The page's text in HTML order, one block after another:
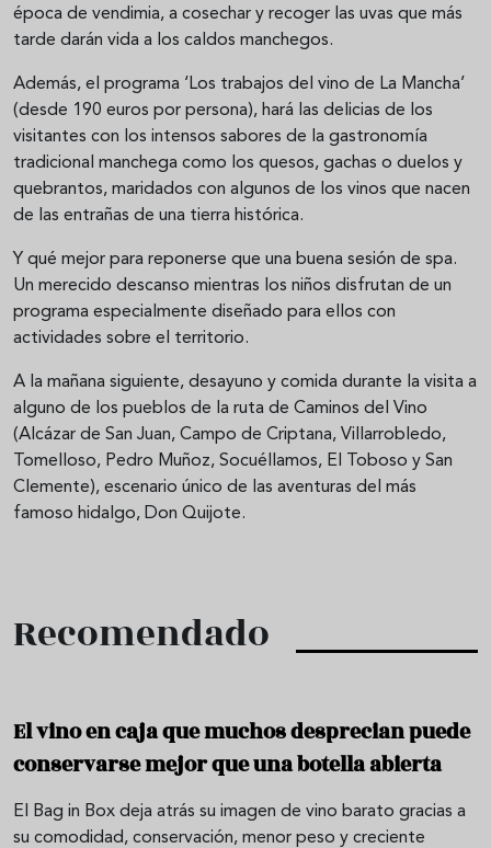
época de vendimia, a cosechar y recoger las uvas que más
tarde darán vida a los caldos manchegos.
Además, el programa ‘Los trabajos del vino de La Mancha’
(desde 190 euros por persona), hará las delicias de los
visitantes con los intensos sabores de la gastronomía
tradicional manchega como los quesos, gachas o duelos y
quebrantos, maridados con algunos de los vinos que nacen
de las entrañas de una tierra histórica.
Y qué mejor para reponerse que una buena sesión de spa.
Un merecido descanso mientras los niños disfrutan de un
programa especialmente diseñado para ellos con
actividades sobre el territorio.
A la mañana siguiente, desayuno y comida durante la visita a
alguno de los pueblos de la ruta de Caminos del Vino
(Alcázar de San Juan, Campo de Criptana, Villarrobledo,
Tomelloso, Pedro Muñoz, Socuéllamos, El Toboso y San
Clemente), escenario único de las aventuras del más
famoso hidalgo, Don Quijote.
Recomendado
El vino en caja que muchos desprecian puede
conservarse mejor que una botella abierta
El Bag in Box deja atrás su imagen de vino barato gracias a
su comodidad, conservación, menor peso y creciente